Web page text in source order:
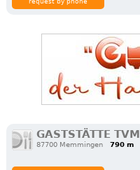
request by phone
GASTSTÄTTE TVM
87700 Memmingen
790 m